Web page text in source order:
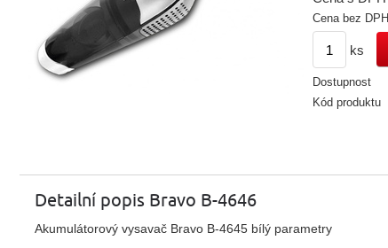
Cena bez DPH
ks
Dostupnost
Kód produktu
Detailní popis Bravo B-4646
Akumulátorový vysavač Bravo B-4645 bílý parametry